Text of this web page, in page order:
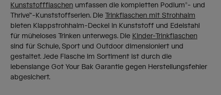
Kunststoffflaschen umfassen die kompletten Podium®- und
Thrive™-Kunststoffserien. Die Trinkflaschen mit Strohhalm
bieten Klappstrohhalm-Deckel in Kunststoff und Edelstahl
für müheloses Trinken unterwegs. Die Kinder-Trinkflaschen
sind für Schule, Sport und Outdoor dimensioniert und
gestaltet. Jede Flasche im Sortiment ist durch die
lebenslange Got Your Bak Garantie gegen Herstellungsfehler
abgesichert.